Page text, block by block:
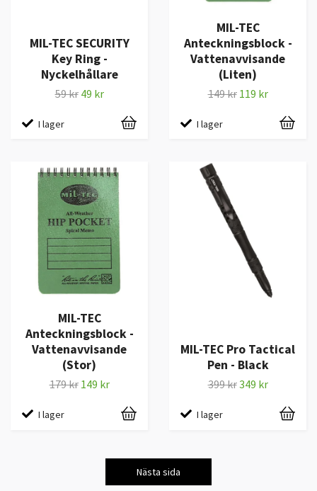
MIL-TEC SECURITY
Key Ring -
Nyckelhållare
59 kr 49 kr
I lager
MIL-TEC
Anteckningsblock -
Vattenavvisande
(Liten)
149 kr 119 kr
I lager
MIL-TEC
Anteckningsblock -
Vattenavvisande
(Stor)
179 kr 149 kr
I lager
MIL-TEC Pro Tactical
Pen - Black
399 kr349 kr
I lager
Nästa sida